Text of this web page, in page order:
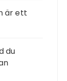
är ett
du